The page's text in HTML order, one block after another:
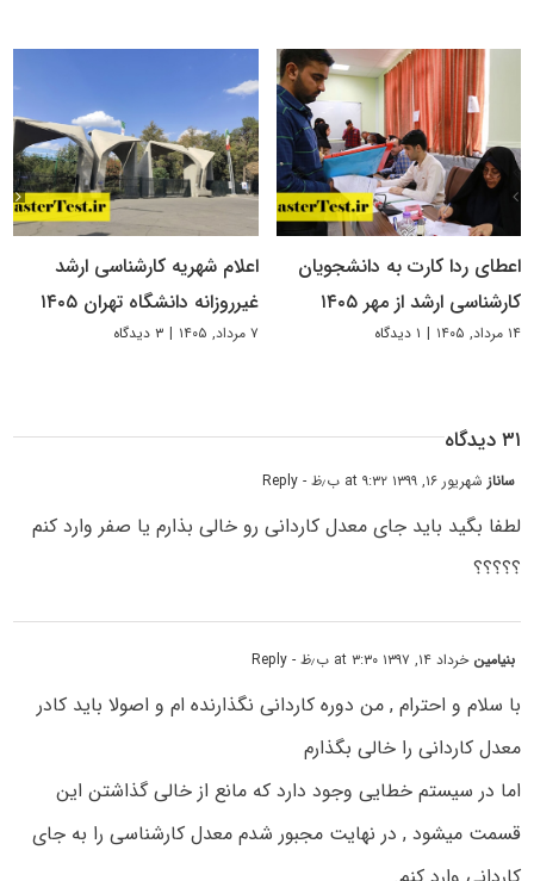
اعطای ردا کارت به دانشجویان
کارشناسی ارشد از مهر ۱۴۰۵
۱۴ مرداد, ۱۴۰۵ | ۱ دیدگاه
اعلام شهریه کارشناسی ارشد
غیرروزانه دانشگاه تهران ۱۴۰۵
۷ مرداد, ۱۴۰۵ | ۳ دیدگاه
۳۱ دیدگاه
ساناز شهریور ۱۶, ۱۳۹۹ at ۹:۳۲ ب٫ظ - Reply
لطفا بگید باید جای معدل کاردانی رو خالی بذارم یا صفر وارد کنم
؟؟؟؟؟
بنیامین خرداد ۱۴, ۱۳۹۷ at ۳:۳۰ ب٫ظ - Reply
با سلام و احترام , من دوره کاردانی نگذارنده ام و اصولا باید کادر
معدل کاردانی را خالی بگذارم
اما در سیستم خطایی وجود دارد که مانع از خالی گذاشتن این
قسمت میشود , در نهایت مجبور شدم معدل کارشناسی را به جای